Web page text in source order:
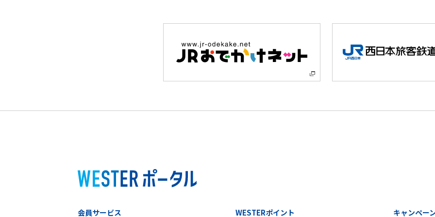
会員サービス WESTERポイント キャンペー